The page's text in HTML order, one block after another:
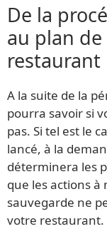
De la
au plan
restaurant
A la suite de la
pourra savoir si
pas. Si tel est le
lancé, à la
déterminera les
que les actions à
sauvegarde ne
votre restaurant.